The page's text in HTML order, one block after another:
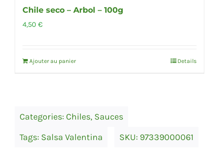
Chile seco – Arbol – 100g
4,50 €
Ajouter au panier Details
Categories: Chiles, Sauces
Tags: Salsa Valentina SKU: 97339000061